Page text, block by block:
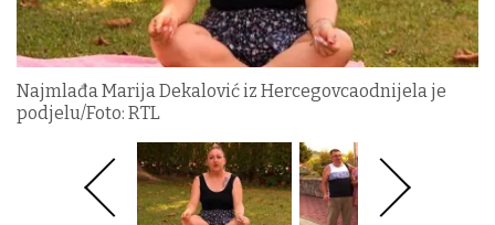
Najmlađa Marija Dekalović iz Hercegovcaodnijela je
podjelu/Foto: RTL